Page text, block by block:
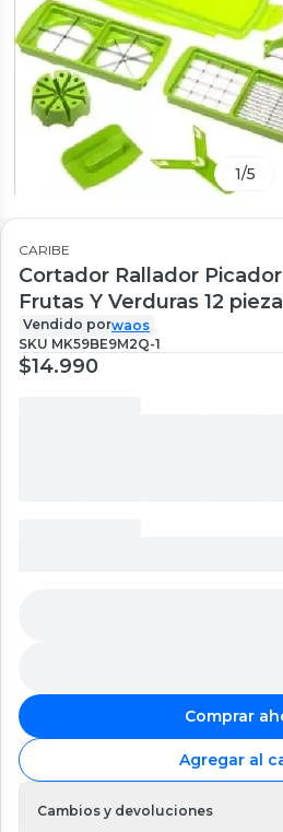
1/5
CARIBE
Cortador Rallador
Frutas Y Verduras 12
Vendido porwaos
SKU MK59BE9M2Q-1
$14.990
Comprar
Agregar al
Cambios y devoluciones